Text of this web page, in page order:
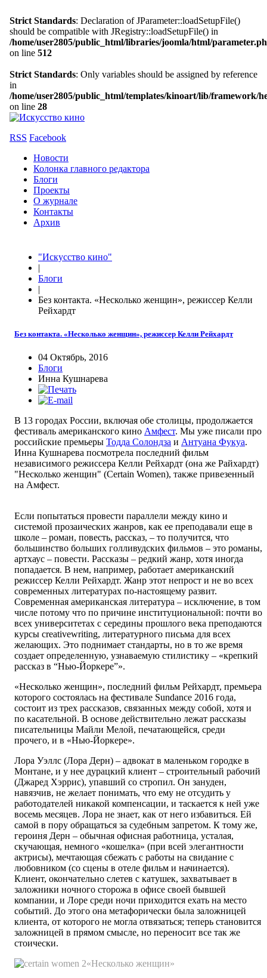
Strict Standards: Declaration of JParameter::loadSetupFile()
should be compatible with JRegistry::loadSetupFile() in
/home/user2805/public_html/libraries/joomla/html/
on line 512
Strict Standards: Only variables should be assigned by reference
in
/home/user2805/public_html/templates/kinoart/lib/framework/
on line 28
RSS Facebook
Новости
Колонка главного редактора
Блоги
Проекты
О журнале
Контакты
Архив
"Искусство кино"
|
Блоги
|
Без контакта. «Несколько женщин», режиссер Келли
Рейхардт
Без контакта. «Несколько женщин», режиссер Келли Рейхардт
04 Октябрь, 2016
Блоги
Инна Кушнарева
В 13 городах России, включая обе столицы, продолжается
фестиваль американского кино Амфест. Мы уже писали про
российские премьеры Тодда Солондза и Антуана Фукуа.
Инна Кушнарева посмотрела последний фильм
независимого режиссера Келли Рейхардт (она же Райхардт)
"Несколько женщин" (Certain Women), также привезенный
на Амфест.
Если попытаться провести параллели между кино и
системой прозаических жанров, как ее преподавали еще в
школе – роман, повесть, рассказ, – то получится, что
большинство больших голливудских фильмов – это романы,
артхаус – повести. Рассказы – редкий жанр, хотя иногда
попадается. В нем, например, работает американский
режиссер Келли Рейхардт. Жанр этот непрост и не во всех
современных литературах по-настоящему развит.
Современная американская литература – исключение, в том
числе потому что по причине институциональной: почти во
всех университетах с середины прошлого века преподаются
курсы creativewriting, литературного письма для всех
желающих. Это поднимает стандарты, но в то же время
создает определенную, узнаваемую стилистику – «крепкий
рассказ в “Нью-Йоркере”».
«Несколько женщин», последний фильм Рейхардт, премьера
которого состоялась на фестивале Sundance 2016 года,
состоит из трех рассказов, связанных между собой, хотя и
по касательной. В основе действительно лежат рассказы
писательницы Майли Мелой, печатающейся, среди
прочего, и в «Нью-Йоркере».
Лора Уэллс (Лора Дерн) – адвокат в маленьком городке в
Монтане, и у нее дурацкий клиент – строительный рабочий
(Джаред Хэррис), упавший со стропил. Он зануден,
навязчив, не желает понимать, что ему не отсудить у
работодателей никакой компенсации, и таскается к ней уже
восемь месяцев. Лора не знает, как от него избавиться. Ей
самой в пору обращаться за судебным запретом. К тому же,
героиня Дерн – обычная офисная работница, усталая,
скучающая, немного «кошелка» (при всей элегантности
актрисы), мечтающая сбежать с работы на свидание с
любовником (со сцены в отеле фильм и начинается).
Клиент, окончательно слетев с катушек, захватывает в
заложники ночного сторожа в офисе своей бывшей
компании, и Лоре среди ночи приходится ехать на место
событий. До этого она метафорически была заложницей
клиента, от которого не могла отвязаться; теперь становится
заложницей в прямом смысле, но переносит все так же
стоически.
«Несколько женщин»